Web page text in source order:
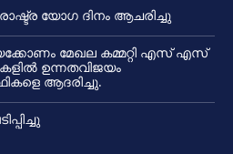
യോഗ ദിനം ആചരിച്ചു
മേഖല കമ്മറ്റി എസ് എസ്
ഉന്നതവിജയം
ആദരിച്ചു.